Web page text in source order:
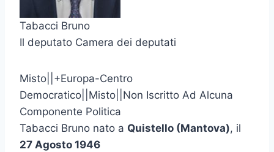
Tabacci Bruno
Il deputato Camera dei deputati
Misto||+Europa-Centro
Democratico||Misto||Non Iscritto Ad Alcuna
Componente Politica
Tabacci Bruno nato a Quistello (Mantova), il
27 Agosto 1946